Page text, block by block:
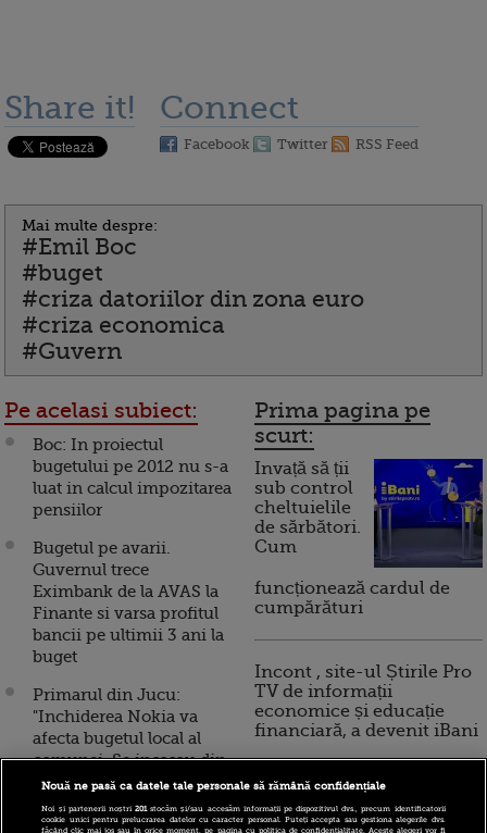
Share it! Connect
Facebook Twitter RSS Feed
Mai multe despre:
#Emil Boc
#buget
#criza datoriilor din zona euro
#criza economica
#Guvern
Pe acelasi subiect:
Boc: In proiectul
bugetului pe 2012 nu s-a
luat in calcul impozitarea
pensiilor
Bugetul pe avarii.
Guvernul trece
Eximbank de la AVAS la
Finante si varsa profitul
bancii pe ultimii 3 ani la
buget
Primarul din Jucu:
"Inchiderea Nokia va
afecta bugetul local al
comunei. Se incasau din
taxe si impozite cateva
milioane de lei pe an"
Prima pagina pe
scurt:
Invață să ții
sub control
cheltuielile
de sărbători.
Cum
funcționează cardul de
cumpărături
Incont , site-ul Știrile Pro
TV de informații
economice și educație
financiară, a devenit iBani
10 reguli pentru decizii
financiare inteligente
Nouă ne pasă ca datele tale personale să rămână confidențiale
Noi și partenerii noștri201stocăm și/sau accesăm informații pe dispozitivul dvs., precum identificatorii
cookie unici pentru prelucrarea datelor cu caracter personal. Puteți accepta sau gestiona alegerile dvs.
făcând clic mai jos sau în orice moment, pe pagina cu politica de confidențialitate. Aceste alegeri vor fi